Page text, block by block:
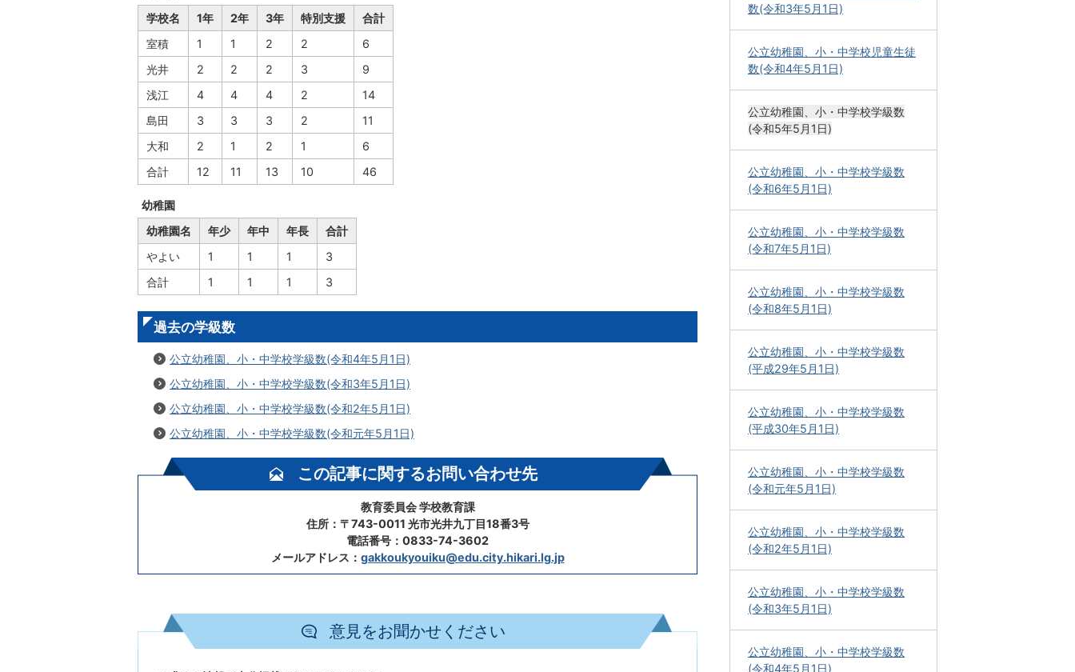
学校名
1年 2年 3年 特別支援
合計
室積
1 1 2 2
6
光井
2 2 2 3
9
浅江
4 4 4 2
14
島田
3 3 3 2
11
大和
2 1 2 1
6
合計
12 11 13 10 46
幼稚園
幼稚園名
年少 年中 年長
合計
やよい
1 1 1
3
合計
1 1 1 3
過去の学級数
公立幼稚園、小・中学校学級数(令和4年5月1日)
公立幼稚園、小・中学校学級数(令和3年5月1日)
公立幼稚園、小・中学校学級数(令和2年5月1日)
公立幼稚園、小・中学校学級数(令和元年5月1日)
この記事に関するお問い合わせ先
教育委員会 学校教育課
住所：〒743-0011 光市光井九丁目18番3号
電話番号：0833-74-3602
メールアドレス： gakkoukyouiku@edu.city.hikari.lg.jp
意見をお聞かせください
数(令和3年5月1日)
公立幼稚園、小・中学校児童生徒
数(令和4年5月1日)
公立幼稚園、小・中学校学級数
(令和5年5月1日)
公立幼稚園、小・中学校学級数
(令和6年5月1日)
公立幼稚園、小・中学校学級数
(令和7年5月1日)
公立幼稚園、小・中学校学級数
(令和8年5月1日)
公立幼稚園、小・中学校学級数
(平成29年5月1日)
公立幼稚園、小・中学校学級数
(平成30年5月1日)
公立幼稚園、小・中学校学級数
(令和元年5月1日)
公立幼稚園、小・中学校学級数
(令和2年5月1日)
公立幼稚園、小・中学校学級数
(令和3年5月1日)
公立幼稚園、小・中学校学級数
(令和4年5月1日)